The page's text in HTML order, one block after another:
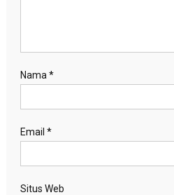
Nama *
Email *
Situs Web